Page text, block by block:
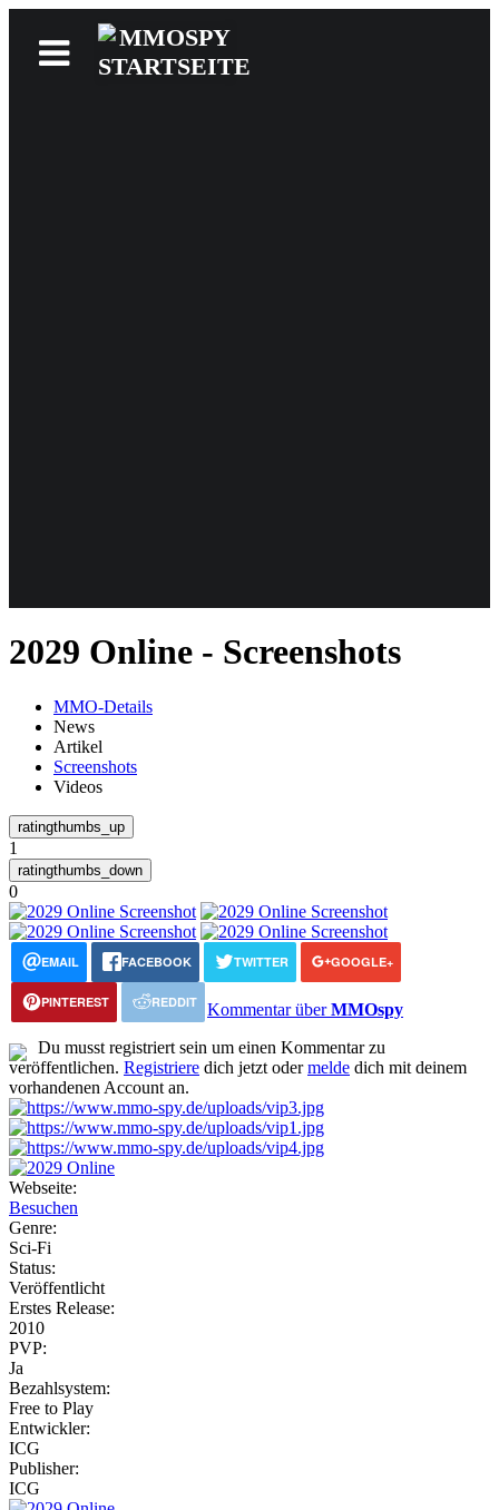
2029 Online - Screenshots
MMO-Details
News
Artikel
Screenshots
Videos
1
0
EMAIL FACEBOOK TWITTER GOOGLE+
PINTEREST REDDIT Kommentar überMMOspy
Du musst registriert sein um einen Kommentar zu
veröffentlichen. Registriere dich jetzt odermelde dich mit deinem
vorhandenen Account an.
Webseite:
Besuchen
Genre:
Sci-Fi
Status:
Veröffentlicht
Erstes Release:
2010
PVP:
Ja
Bezahlsystem:
Free to Play
Entwickler:
ICG
Publisher:
ICG